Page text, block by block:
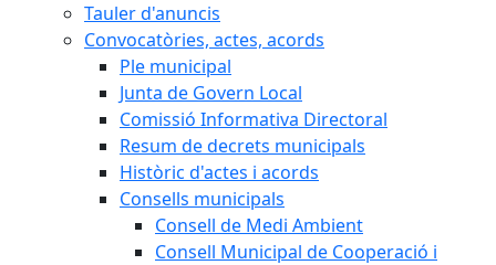
Tauler d'anuncis
Convocatòries, actes, acords
Ple municipal
Junta de Govern Local
Comissió Informativa Directoral
Resum de decrets municipals
Històric d'actes i acords
Consells municipals
Consell de Medi Ambient
Consell Municipal de Cooperació i